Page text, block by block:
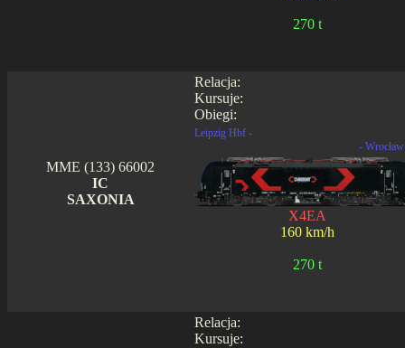
270 t
Relacja:
Kursuje:
Obiegi:
MME (133) 66002
IC
SAXONIA
Leipzig Hbf -
-
X4EA
160 km/h
270 t
Relacja:
Kursuje: